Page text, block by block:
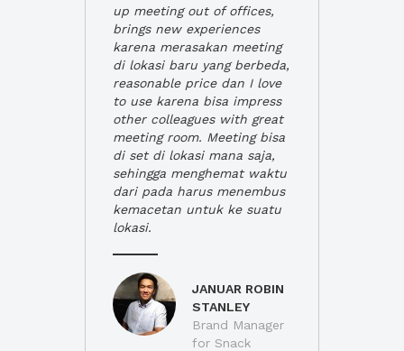
up meeting out of offices,
brings new experiences
karena merasakan meeting
di lokasi baru yang berbeda,
reasonable price dan I love
to use karena bisa impress
other colleagues with great
meeting room. Meeting bisa
di set di lokasi mana saja,
sehingga menghemat waktu
dari pada harus menembus
kemacetan untuk ke suatu
lokasi.
JANUAR ROBIN
STANLEY
Brand Manager
for Snack